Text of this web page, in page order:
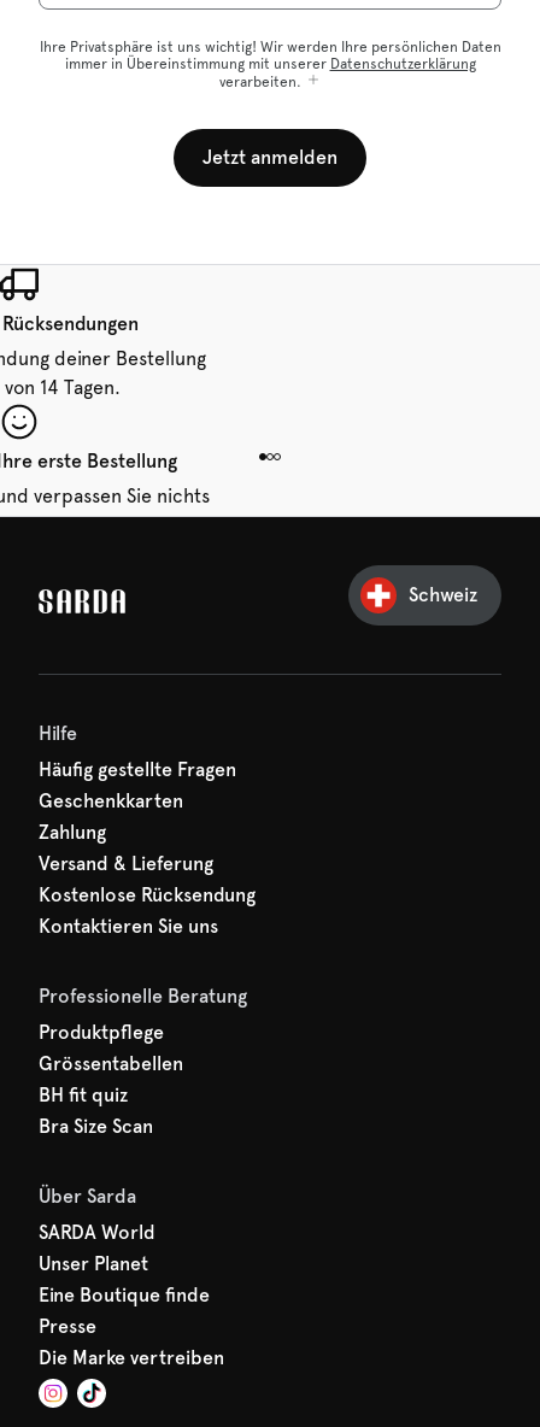
Ihre Privatsphäre ist uns wichtig! Wir werden Ihre persönlichen Daten
immer in Übereinstimmung mit unserer Datenschutzerklärung
verarbeiten.
Jetzt anmelden
deiner Bestellung
14 Tagen.
erste Bestellung
verpassen Sie nichts
erster Rabatt wartet
Schweiz
Hilfe
Häufig gestellte Fragen
Geschenkkarten
Zahlung
Versand & Lieferung
Kostenlose Rücksendung
Kontaktieren Sie uns
Professionelle Beratung
Produktpflege
Grössentabellen
BH fit quiz
Bra Size Scan
Über Sarda
SARDA World
Unser Planet
Eine Boutique finde
Presse
Die Marke vertreiben